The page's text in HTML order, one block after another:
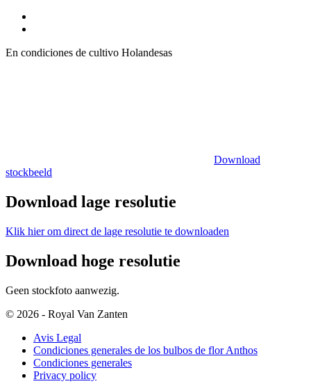
En condiciones de cultivo Holandesas
Download
stockbeeld
Download lage resolutie
Klik hier om direct de lage resolutie te downloaden
Download hoge resolutie
Geen stockfoto aanwezig.
© 2026 - Royal Van Zanten
Avis Legal
Condiciones generales de los bulbos de flor Anthos
Condiciones generales
Privacy policy